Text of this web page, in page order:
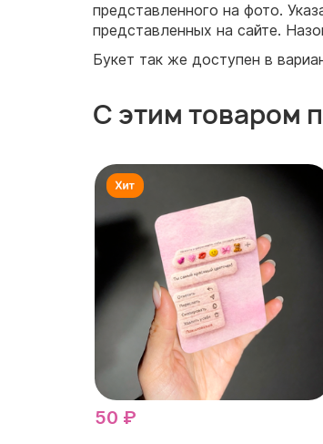
представленного на фото.
представленных на сайте.
Букет так же доступен в
С этим товаром
50 ₽